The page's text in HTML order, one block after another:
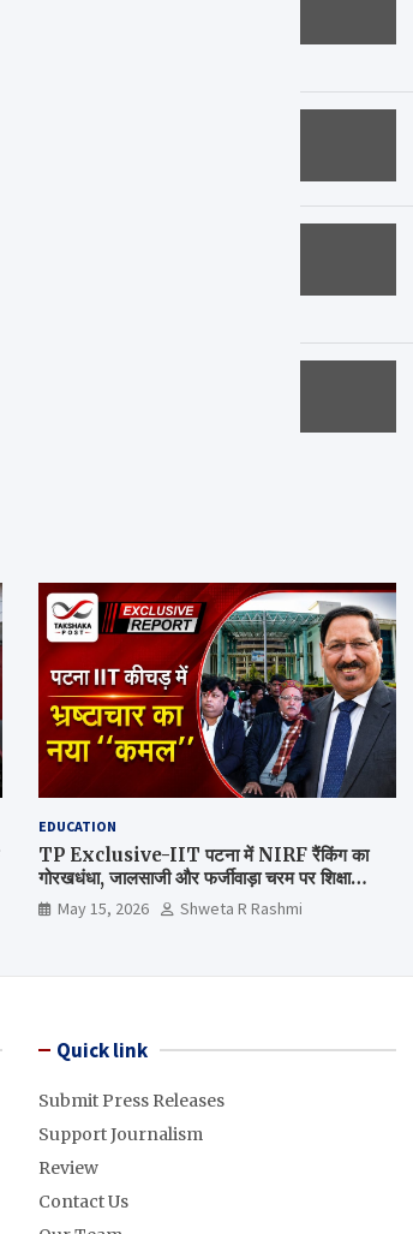
EDUCATION
TP Exclusive-IIT पटना में NIRF रैंकिंग का
गोरखधंधा, जालसाजी और फर्जीवाड़ा चरम पर शिक्षा
मंत्रालय कब जागेगा ?
May 15, 2026 Shweta R Rashmi
Quick link
Submit Press Releases
Support Journalism
Review
Contact Us